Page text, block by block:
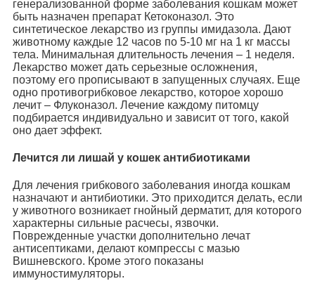
генерализованной форме заболевания кошкам может
быть назначен препарат Кетоконазол. Это
синтетическое лекарство из группы имидазола. Дают
животному каждые 12 часов по 5-10 мг на 1 кг массы
тела. Минимальная длительность лечения – 1 неделя.
Лекарство может дать серьезные осложнения,
поэтому его прописывают в запущенных случаях. Еще
одно противогрибковое лекарство, которое хорошо
лечит – Флуконазол. Лечение каждому питомцу
подбирается индивидуально и зависит от того, какой
оно дает эффект.
Лечится ли лишай у кошек антибиотиками
Для лечения грибкового заболевания иногда кошкам
назначают и антибиотики. Это приходится делать, если
у животного возникает гнойный дерматит, для которого
характерны сильные расчесы, язвочки.
Поврежденные участки дополнительно лечат
антисептиками, делают компрессы с мазью
Вишневского. Кроме этого показаны
иммуностимуляторы.